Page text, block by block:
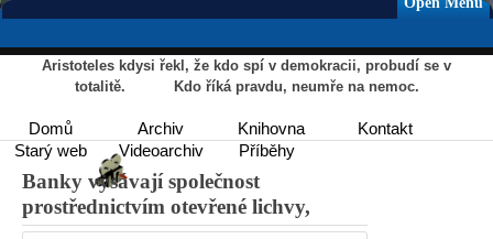
Aristoteles kdysi řekl, že kdo spí v demokracii, probudí se v
totalitě. Kdo říká pravdu, neumře na nemoc.
Domů Archiv Knihovna
Kontakt
Starý web
Videoarchiv Příběhy
Banky vysávají společnost
prostřednictvím otevřené lichvy,